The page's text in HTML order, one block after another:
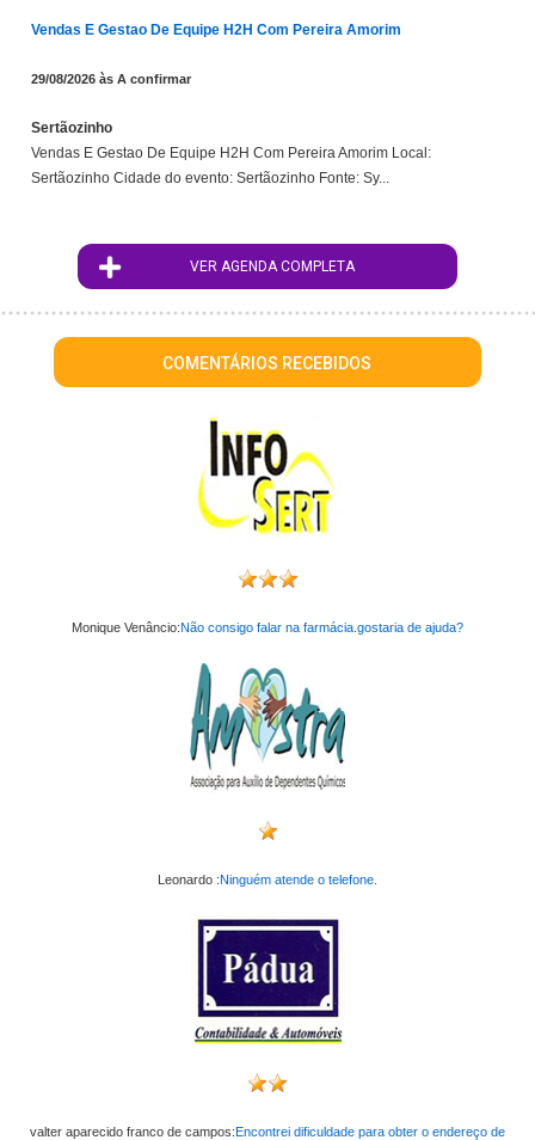
Vendas E Gestao De Equipe H2H Com Pereira Amorim
29/08/2026 às A confirmar
Sertãozinho
Vendas E Gestao De Equipe H2H Com Pereira Amorim Local:
Sertãozinho Cidade do evento: Sertãozinho Fonte: Sy...
VER AGENDA COMPLETA
COMENTÁRIOS RECEBIDOS
Monique Venâncio:Não consigo falar na farmácia.gostaria de ajuda?
Leonardo :Ninguém atende o telefone.
valter aparecido franco de campos:Encontrei dificuldade para obter o endereço de